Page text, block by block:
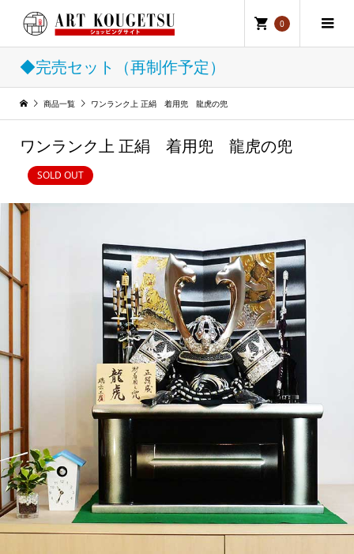
0
◆完売セット（再制作予定）
商品一覧 ワンランク上 正絹 着用兜 龍虎の兜
ワンランク上 正絹 着用兜 龍虎の兜
SOLD OUT